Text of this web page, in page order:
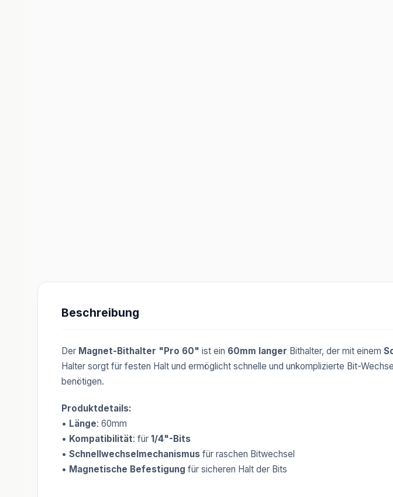
Beschreibung
Der Magnet-Bithalter "Pro 60" ist ein 60mm langer Bithalter, der mit einem
Halter sorgt für festen Halt und ermöglicht schnelle und unkomplizierte Bit-
benötigen.
Produktdetails:
• Länge: 60mm
• Kompatibilität: für 1/4"-Bits
• Schnellwechselmechanismus für raschen Bitwechsel
• Magnetische Befestigung für sicheren Halt der Bits